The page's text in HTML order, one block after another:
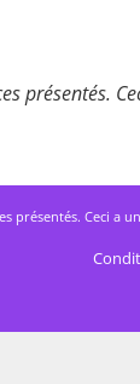
Ceci a